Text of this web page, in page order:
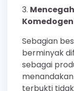
Sebagian
berminyak
sebagai
terbukti